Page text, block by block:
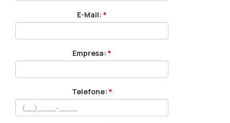
E-Mail:*
Empresa:*
Telefone: *